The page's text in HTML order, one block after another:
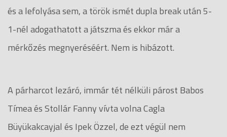
és a lefolyása sem, a török ismét dupla break után 5-
1-nél adogathatott a játszma és ekkor már a
mérkőzés megnyeréséért. Nem is hibázott.
A párharcot lezáró, immár tét nélküli párost Babos
Tímea és Stollár Fanny vívta volna Cagla
Büyükakcayjal és Ipek Özzel, de ezt végül nem